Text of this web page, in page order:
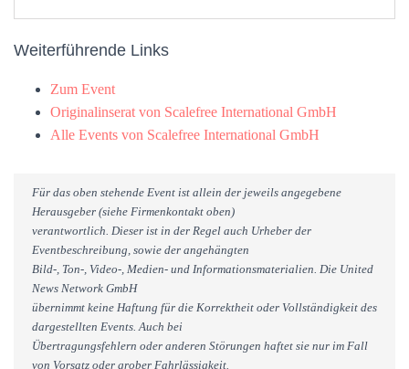
Weiterführende Links
Zum Event
Originalinserat von Scalefree International GmbH
Alle Events von Scalefree International GmbH
Für das oben stehende Event ist allein der jeweils angegebene
Herausgeber (siehe Firmenkontakt oben)
verantwortlich. Dieser ist in der Regel auch Urheber der
Eventbeschreibung, sowie der angehängten
Bild-, Ton-, Video-, Medien- und Informationsmaterialien. Die United
News Network GmbH
übernimmt keine Haftung für die Korrektheit oder Vollständigkeit des
dargestellten Events. Auch bei
Übertragungsfehlern oder anderen Störungen haftet sie nur im Fall
von Vorsatz oder grober Fahrlässigkeit.